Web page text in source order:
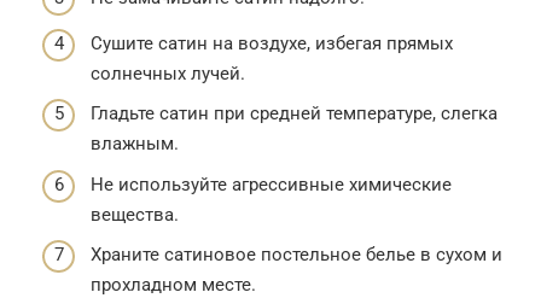
Сушите сатин на воздухе, избегая прямых
солнечных лучей.
Гладьте сатин при средней температуре, слегка
влажным.
Не используйте агрессивные химические
вещества.
Храните сатиновое постельное белье в сухом и
прохладном месте.